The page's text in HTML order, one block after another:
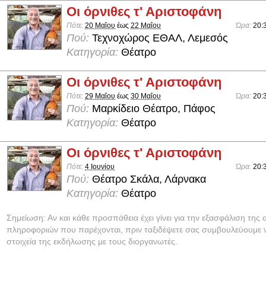
Οι όρνιθες τ' Αριστοφάνη
Πότε: 20 Μαΐου έως 22 Μαΐου Ώρα:
Πού: Τεχνοχώρος ΕΘΑΛ, Λεμεσός
Κατηγορία: Θέατρο
Οι όρνιθες τ' Αριστοφάνη
Πότε: 29 Μαΐου έως 30 Μαΐου Ώρα:
Πού: Μαρκίδειο Θέατρο, Πάφος
Κατηγορία: Θέατρο
Οι όρνιθες τ' Αριστοφάνη
Πότε: 4 Ιουνίου Ώρα:
Πού: Θέατρο Σκάλα, Λάρνακα
Κατηγορία: Θέατρο
Σημείωση: Αν και κάθε προσπάθεια έχει γίνει για την εξασφάλιση της
πληροφοριών που παρέχονται, πριν ταξιδέψετε σας συμβουλεύουμε
στοιχεία της εκδήλωσης με τους διοργανωτές.